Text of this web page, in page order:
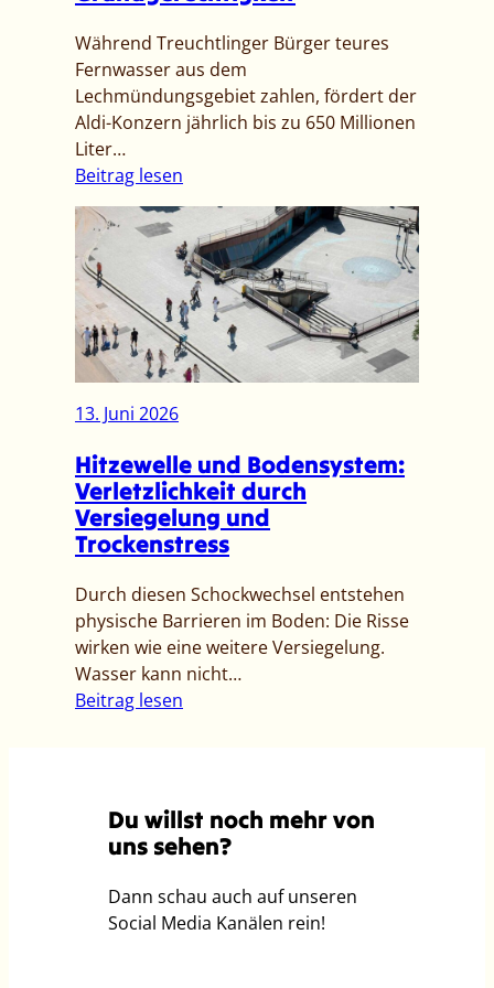
e
:
F
e
t
n
a
h
m
e
n
b
a
s
s
e
n
o
t
r
u
2
n
g
V
o
a
n
ü
n
d
i
g
u
Während Treuchtlinger Bürger teures
Fernwasser aus dem
Lechmündungsgebiet zahlen, fördert der
Aldi-Konzern jährlich bis zu 650 Millionen
Liter…
Beitrag lesen
W
m
g
e
h
ö
r
n
s
e
r
a
s
s
e
r
r
e
u
c
h
13. Juni 2026
Hitzewelle und Bodensystem:
Verletzlichkeit durch
Versiegelung und
Trockenstress
Durch diesen Schockwechsel entstehen
physische Barrieren im Boden: Die Risse
wirken wie eine weitere Versiegelung.
Wasser kann nicht…
Beitrag lesen
e
w
l
l
Du willst noch mehr von
uns sehen?
Dann schau auch auf unseren
Social Media Kanälen rein!